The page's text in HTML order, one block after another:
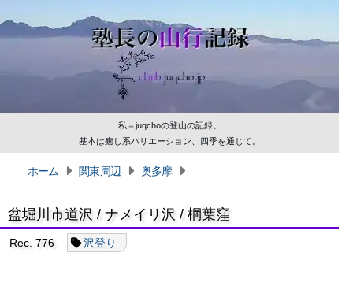
私＝juqchoの登山の記録。
基本は癒し系バリエーション、四季を通じて。
ホーム 関東周辺 奥多摩
盆堀川市道沢 / ナメイリ沢 / 棡葉窪
Rec. 776 沢登り